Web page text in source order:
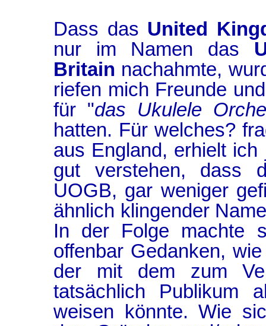
Dass das United
nur im Namen das
Britain nachahmte,
riefen mich Freunde
für "das Ukulele
hatten. Für welches?
aus England, erhielt
gut verstehen, dass
UOGB, gar weniger
ähnlich klingender
In der Folge machte
offenbar Gedanken,
der mit dem zum
tatsächlich Publikum
weisen könnte. Wie